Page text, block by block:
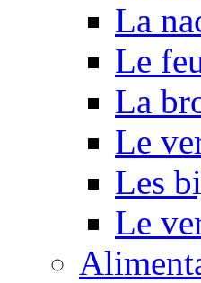
La
Le
La
Le
Les
Le